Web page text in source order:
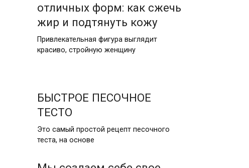
отличных форм: как сжечь
жир и подтянуть кожу
Привлекательная фигура выглядит
красиво, стройную женщину
БЫСТРОЕ ПЕСОЧНОЕ
ТЕСТО
Это самый простой рецепт песочного
теста, на основе